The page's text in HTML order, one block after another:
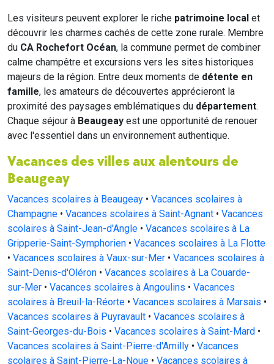
Les visiteurs peuvent explorer le riche patrimoine local et
découvrir les charmes cachés de cette zone rurale. Membre
du CA Rochefort Océan, la commune permet de combiner
calme champêtre et excursions vers les sites historiques
majeurs de la région. Entre deux moments de détente en
famille, les amateurs de découvertes apprécieront la
proximité des paysages emblématiques du département.
Chaque séjour à Beaugeay est une opportunité de renouer
avec l'essentiel dans un environnement authentique.
Vacances des villes aux alentours de
Beaugeay
Vacances scolaires à Beaugeay • Vacances scolaires à
Champagne • Vacances scolaires à Saint-Agnant • Vacances
scolaires à Saint-Jean-d'Angle • Vacances scolaires à La
Gripperie-Saint-Symphorien • Vacances scolaires à La Flotte
• Vacances scolaires à Vaux-sur-Mer • Vacances scolaires à
Saint-Denis-d'Oléron • Vacances scolaires à La Couarde-
sur-Mer • Vacances scolaires à Angoulins • Vacances
scolaires à Breuil-la-Réorte • Vacances scolaires à Marsais •
Vacances scolaires à Puyravault • Vacances scolaires à
Saint-Georges-du-Bois • Vacances scolaires à Saint-Mard •
Vacances scolaires à Saint-Pierre-d'Amilly • Vacances
scolaires à Saint-Pierre-La-Noue • Vacances scolaires à